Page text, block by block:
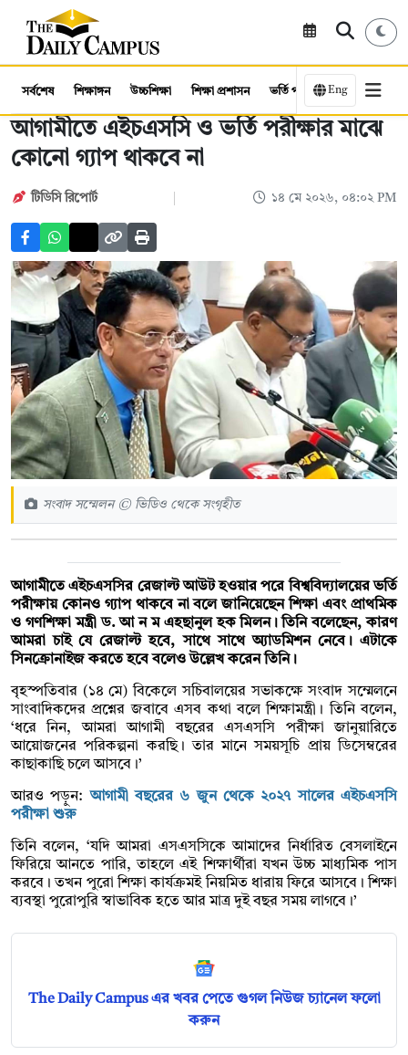
সর্বশেষ শিক্ষাঙ্গন উচ্চশিক্ষা শিক্ষা প্রশাসন ভর্তি পরীক্ষা কর্মসংস্থান
Eng
আগামীতে এইচএসসি ও ভর্তি পরীক্ষার মাঝে
কোনো গ্যাপ থাকবে না
টিডিসি রিপোর্ট ১৪ মে ২০২৬, ০৪:০২ PM
সংবাদ সম্মেলন © ভিডিও থেকে সংগৃহীত
আগামীতে এইচএসসির রেজাল্ট আউট হওয়ার পরে বিশ্ববিদ্যালয়ের ভর্তি
পরীক্ষায় কোনও গ্যাপ থাকবে না বলে জানিয়েছেন শিক্ষা এবং প্রাথমিক
ও গণশিক্ষা মন্ত্রী ড. আ ন ম এহছানুল হক মিলন। তিনি বলেছেন, কারণ
আমরা চাই যে রেজাল্ট হবে, সাথে সাথে অ্যাডমিশন নেবে। এটাকে
সিনক্রোনাইজ করতে হবে বলেও উল্লেখ করেন তিনি।
বৃহস্পতিবার (১৪ মে) বিকেলে সচিবালয়ের সভাকক্ষে সংবাদ সম্মেলনে
সাংবাদিকদের প্রশ্নের জবাবে এসব কথা বলে শিক্ষামন্ত্রী। তিনি বলেন,
‘ধরে নিন, আমরা আগামী বছরের এসএসসি পরীক্ষা জানুয়ারিতে
আয়োজনের পরিকল্পনা করছি। তার মানে সময়সূচি প্রায় ডিসেম্বরের
কাছাকাছি চলে আসবে।’
আরও পড়ুন:আগামী বছরের ৬ জুন থেকে ২০২৭ সালের এইচএসসি
পরীক্ষা শুরু
তিনি বলেন, ‘যদি আমরা এসএসসিকে আমাদের নির্ধারিত বেসলাইনে
ফিরিয়ে আনতে পারি, তাহলে এই শিক্ষার্থীরা যখন উচ্চ মাধ্যমিক পাস
করবে। তখন পুরো শিক্ষা কার্যক্রমই নিয়মিত ধারায় ফিরে আসবে। শিক্ষা
ব্যবস্থা পুরোপুরি স্বাভাবিক হতে আর মাত্র দুই বছর সময় লাগবে।’
The Daily Campus এর খবর পেতে গুগল নিউজ চ্যানেল ফলো
করুন